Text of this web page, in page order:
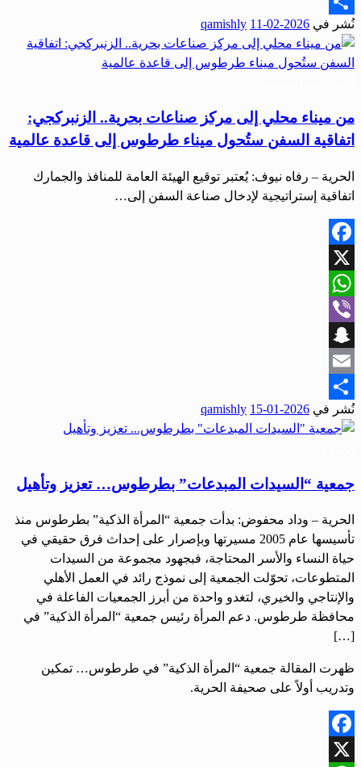
Share
نُشر في 2026-02-11
qamishly
من ميناء محلي إلى مركز صناعات بحرية.. الزنبركجي:
اتفاقية السفن ستُحول ميناء طرطوس إلى قاعدة عالمية
الحرية – رفاه نيوف: يُعتبر توقيع الهيئة العامة للمنافذ والجمارك
اتفاقية إستراتيجية لإدخال صناعة السفن إلى…
Facebook
X
WhatsApp
Viber
Snapchat
Email
Share
نُشر في 2026-01-15
qamishly
جمعية “السيدات المبدعات” بطرطوس… تعزيز وتأهيل
الحرية – وداد محفوض: بدأت جمعية “المرأة الذكية” بطرطوس منذ
تأسيسها عام 2005 مسيرتها وبإصرار على إحداث فرق حقيقي في
حياة النساء والأسر المحتاجة، فبجهود مجموعة من السيدات
المتطوعات، تحوّلت الجمعية إلى نموذج رائد في العمل الأهلي
والإنتاجي والخيري، لتغدو واحدة من أبرز الجمعيات الفاعلة في
محافظة طرطوس. دعم المرأة رئيس جمعية “المرأة الذكية” في
[…]
ظهرت المقالة جمعية “المرأة الذكية” في طرطوس… تمكين
وتدريب أولاً على صحيفة الحرية.
Facebook